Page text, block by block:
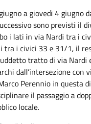
a giovedì 4 giugno
sono previsti il
i lati in via Nardi tra i
tra i civici 33 e 31/1, il
tratto di via Nardi
dall’intersezione con
Perennio in questa
il passaggio a
locale.